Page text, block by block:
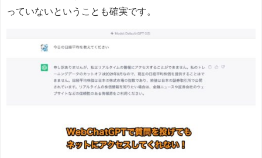
っていないということも確実です。